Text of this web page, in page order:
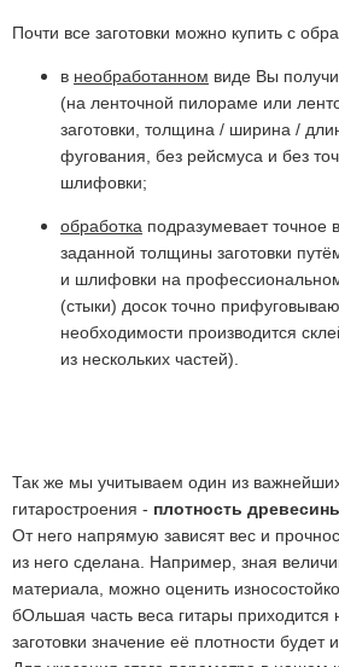
Почти все заготовки можно купить с
в необработанном виде Вы
(на ленточной пилораме или
заготовки, толщина / ширина /
фугования, без рейсмуса и без
шлифовки;
обработка подразумевает точное
заданной толщины заготовки
и шлифовки на
(стыки) досок точно
необходимости производится
из нескольких частей).
Так же мы учитываем один из
гитаростроения - плотность
От него напрямую зависят вес и
из него сделана. Например, зная
материала, можно оценить
бОльшая часть веса гитары приходится
заготовки значение её плотности